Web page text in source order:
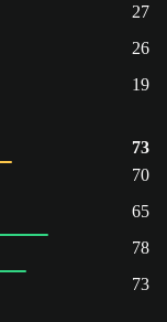
27
26
19
73
70
65
78
73